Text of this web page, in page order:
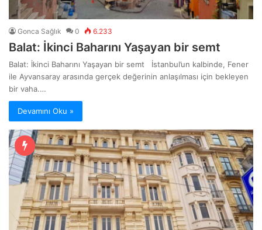
Gonca Sağlık 0 6.233
Balat: İkinci Baharını Yaşayan bir semt
Balat: İkinci Baharını Yaşayan bir semt İstanbul’un kalbinde, Fener
ile Ayvansaray arasında gerçek değerinin anlaşılması için bekleyen
bir vaha.…
Devamını Oku »